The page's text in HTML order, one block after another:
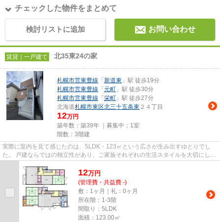
チェックした物件をまとめて
検討リストに追加 お問い合わせ
賃貸｜一戸建て 北35東24の家
札幌市営東豊線 「 新道東 」駅 徒歩19分
札幌市営東豊線 「 元町 」駅 徒歩30分
札幌市営東豊線 「 栄町 」駅 徒歩27分
北海道札幌市東区北三十五条東 ２４丁目
12万円
築年数：築39年 ｜募集中： 1室
階数：3階建
実際に室内を見て感じたのは、5LDK・123㎡という広さが生み出すゆとりでし
た。 戸建ならではの独立性があり、ご家族それぞれの生活スタイルを大切にしな
12万円
(管理費・共益費 -)
敷：1ヶ月｜礼：0ヶ月
所在階：1-3階
間取り：5LDK
面積：123.00㎡